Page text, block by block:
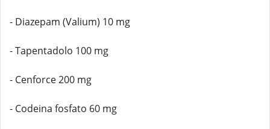
- Diazepam (Valium) 10 mg
- Tapentadolo 100 mg
- Cenforce 200 mg
- Codeina fosfato 60 mg